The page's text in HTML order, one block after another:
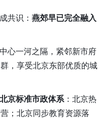
共识： 燕郊早已完全融入
一河之隔，紧邻新市府
，享受北京东部优质的城
北京标准市政体系 ：北京热
；北京同步教育资源落